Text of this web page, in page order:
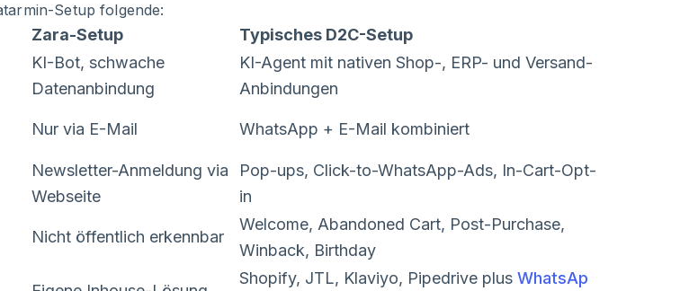
Setup folgende:
Zara-Setup Typisches D2C-Setup
KI-Bot, schwache
Datenanbindung
KI-Agent mit nativen Shop-, ERP- und Versand-
Anbindungen
Nur via E-Mail WhatsApp + E-Mail kombiniert
Newsletter-Anmeldung via
Webseite
Pop-ups, Click-to-WhatsApp-Ads, In-Cart-Opt-
in
Nicht öffentlich erkennbar
Welcome, Abandoned Cart, Post-Purchase,
Winback, Birthday
Shopify, JTL, Klaviyo, Pipedrive plus WhatsAp